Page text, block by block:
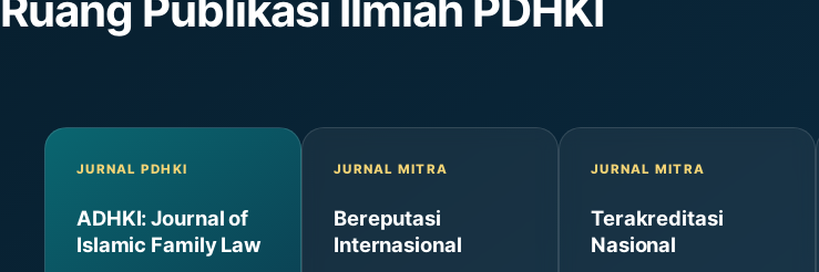
JURNAL PDHKI
ADHKI: Journal of
Islamic Family Law
JURNAL MITRA
Bereputasi
Internasional
JURNAL MITRA
Terakreditasi
Nasional